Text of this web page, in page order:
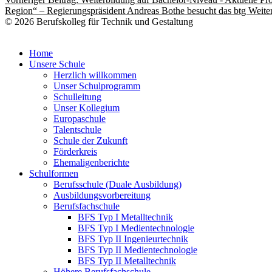
Region“ – Regierungspräsident Andreas Bothe besucht das btg
© 2026 Berufskolleg für Technik und Gestaltung
Home
Unsere Schule
Herzlich willkommen
Unser Schulprogramm
Schulleitung
Unser Kollegium
Europaschule
Talentschule
Schule der Zukunft
Förderkreis
Ehemaligenberichte
Schulformen
Berufsschule (Duale Ausbildung)
Ausbildungsvorbereitung
Berufsfachschule
BFS Typ I Metalltechnik
BFS Typ I Medientechnologie
BFS Typ II Ingenieurtechnik
BFS Typ II Medientechnologie
BFS Typ II Metalltechnik